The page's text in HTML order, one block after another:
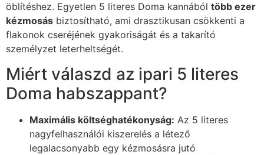
öblítéshez. Egyetlen 5 literes Doma kannából több ezer
kézmosás biztosítható, ami drasztikusan csökkenti a
flakonok cseréjének gyakoriságát és a takarító
személyzet leterheltségét.
Miért válaszd az ipari 5 literes
Doma habszappant?
Maximális költséghatékonyság: Az 5 literes
nagyfelhasználói kiszerelés a létező
legalacsonyabb egy kézmosásra jutó